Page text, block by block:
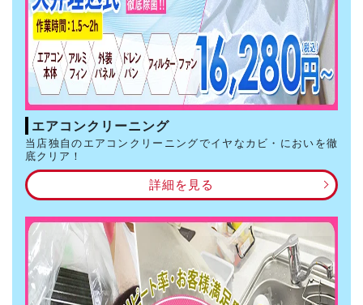
エアコンクリーニング
当店独自のエアコンクリーニングでイヤなカビ・においを徹
底クリア！
詳細を見る